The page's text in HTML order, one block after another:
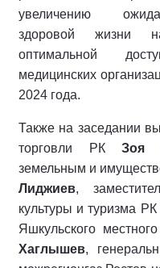
увеличению
здоровой жизни
оптимальной
медицинских
2024 года.
Также на заседании
торговли РКЗоя
земельным и
Лиджиев,
культуры и туризма РК
Яшкульского
Хаглышев,